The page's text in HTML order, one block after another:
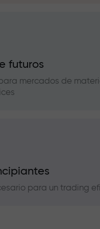
futuros
mercados de
para un trading